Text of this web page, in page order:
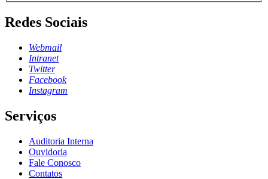
Redes Sociais
Webmail
Intranet
Twitter
Facebook
Instagram
Serviços
Auditoria Interna
Ouvidoria
Fale Conosco
Contatos